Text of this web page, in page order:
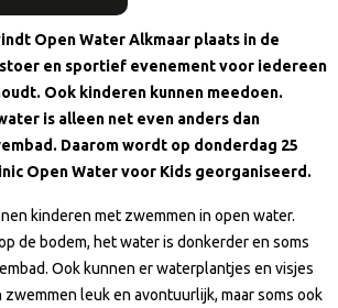
Open Water Alkmaar plaats in de
en sportief evenement voor iedereen
Ook kinderen kunnen meedoen.
is alleen net even anders dan
Daarom wordt op donderdag 25
Open Water voor Kids georganiseerd.
kinderen met zwemmen in open water.
de bodem, het water is donkerder en soms
Ook kunnen er waterplantjes en visjes
zwemmen leuk en avontuurlijk, maar soms ook